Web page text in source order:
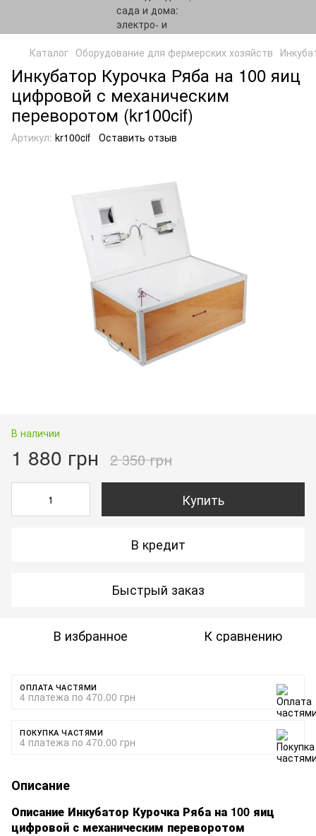
Каталог Оборудование для фермерских хозяйств
Инкубатор Курочка Ряба на 100 яиц
цифровой с механическим
переворотом (kr100cif)
Артикул: kr100cif Оставить отзыв
В наличии
1 880 грн 2 350 грн
Купить
В кредит
Быстрый заказ
В избранное К сравнению
ОПЛАТА ЧАСТЯМИ
4 платежа по 470.00 грн
ПОКУПКА ЧАСТЯМИ
4 платежа по 470.00 грн
Описание
Описание Инкубатор Курочка Ряба на 100 яиц
цифровой с механическим переворотом